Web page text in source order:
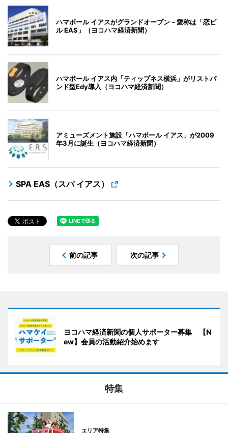
ハマボール イアスがグランドオープン－愛称は「恋ビ
ル EAS」（ヨコハマ経済新聞）
ハマボール イアス内「ティップネス横浜」がリストバ
ンド型Edy導入（ヨコハマ経済新聞）
アミューズメント施設「ハマボール イアス」が2009
年3月に誕生（ヨコハマ経済新聞）
SPA EAS（スパ イアス）
前の記事 次の記事
ヨコハマ経済新聞の個人サポーター募集 【N
ew】会員の活動紹介始めます
特集
エリア特集